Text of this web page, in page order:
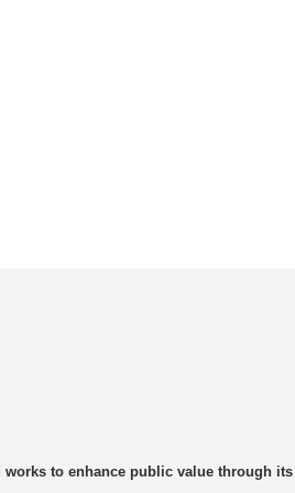
to enhance public value through